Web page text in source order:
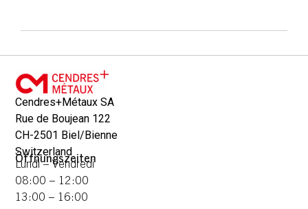
Cendres+Métaux SA
Rue de Boujean 122
CH-2501 Biel/Bienne
Switzerland
Öffnungszeiten
Lundi – Vendredi
08:00 – 12:00
13:00 – 16:00